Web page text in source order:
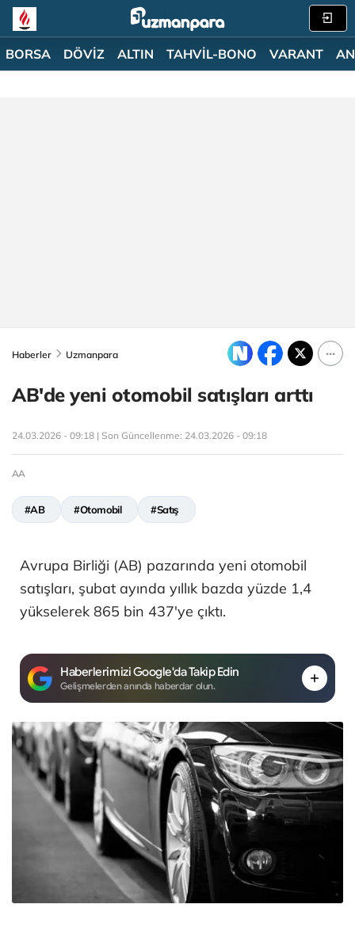
BORSA DÖVİZ ALTIN TAHVİL-BONO VARANT
Haberler Uzmanpara
AB'de yeni otomobil satışları arttı
24.03.2026 - 09:18 | Son Güncellenme: 24.03.2026 - 09:18
AA
#AB #Otomobil #Satış
Avrupa Birliği (AB) pazarında yeni otomobil
satışları, şubat ayında yıllık bazda yüzde 1,4
yükselerek 865 bin 437'ye çıktı.
Haberlerimizi Google'da Takip Edin
Gelişmelerden anında haberdar olun.